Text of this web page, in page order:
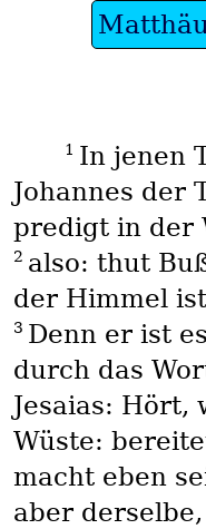
1 In jenen
Johannes der
predigt in der
2 also: thut
der Himmel
3 Denn er ist
durch das
Jesaias: Hört,
Wüste:
macht eben
aber